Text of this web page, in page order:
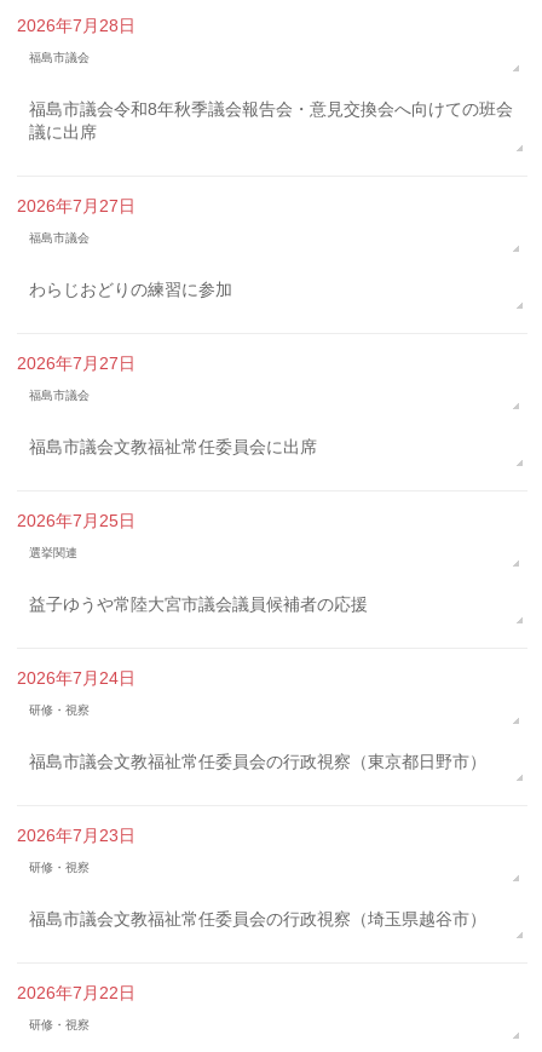
2026年7月28日
福島市議会
福島市議会令和8年秋季議会報告会・意見交換会へ向けての班会
議に出席
2026年7月27日
福島市議会
わらじおどりの練習に参加
2026年7月27日
福島市議会
福島市議会文教福祉常任委員会に出席
2026年7月25日
選挙関連
益子ゆうや常陸大宮市議会議員候補者の応援
2026年7月24日
研修・視察
福島市議会文教福祉常任委員会の行政視察（東京都日野市）
2026年7月23日
研修・視察
福島市議会文教福祉常任委員会の行政視察（埼玉県越谷市）
2026年7月22日
研修・視察